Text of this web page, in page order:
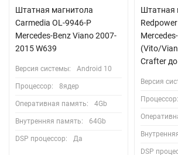
Штатная магнитола
Carmedia OL-9946-P
Mercedes-Benz Viano 2007-
2015 W639
Версия системы: Android 10
Процессор: 8ядер
Оперативная память: 4Gb
Внутренняя память: 64Gb
DSP процессор: Да
Штатная
(Vito/
Crafter до
Версия
Процессор:
DSP